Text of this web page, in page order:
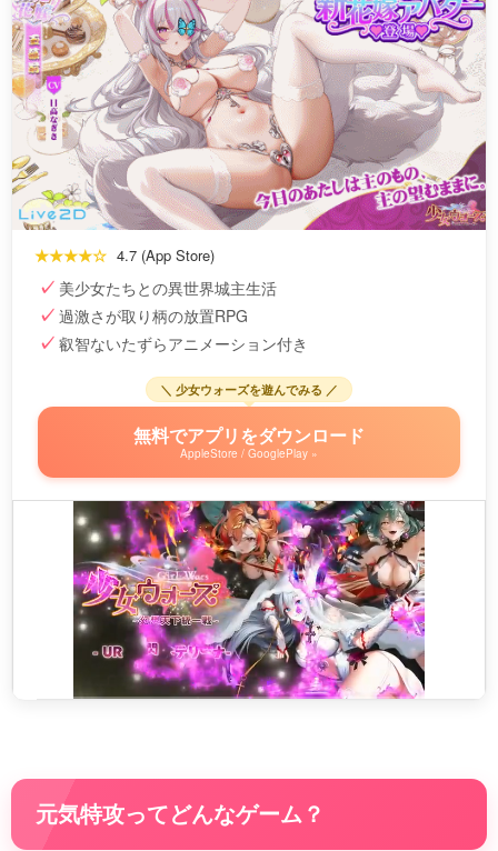
★★★★☆ 4.7 (App Store)
美少女たちとの異世界城主生活
過激さが取り柄の放置RPG
叡智ないたずらアニメーション付き
＼ 少女ウォーズを遊んでみる ／
無料でアプリをダウンロード
AppleStore / GooglePlay »
元気特攻ってどんなゲーム？